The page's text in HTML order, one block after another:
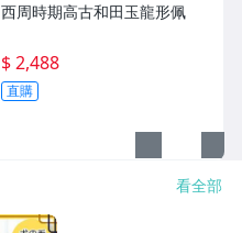
西周時期高古和田玉龍形佩
$ 2,488
直購
看全部